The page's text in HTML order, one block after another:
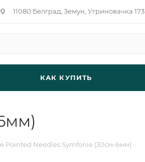
11080 Белград, Земун, Угриновачка 173
КАК КУПИТЬ
Pointed Needles Symfonie (30см-6мм)